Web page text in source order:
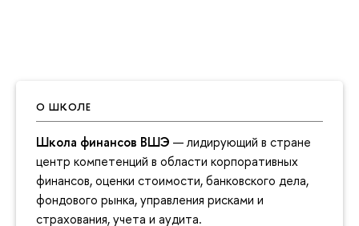
О ШКОЛЕ
Школа финансов ВШЭ — лидирующий в стране
центр компетенций в области корпоративных
финансов, оценки стоимости, банковского дела,
фондового рынка, управления рисками и
страхования, учета и аудита.